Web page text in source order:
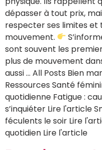
dépasser à tout prix,
respecter ses limites et
mouvement.
sont souvent les
plus de mouvement
aussi … All Posts Bien
Ressources Santé
quotidienne Fatigue :
s’inquiéter Lire l'article
féculents le soir Lire
quotidien Lire l'article